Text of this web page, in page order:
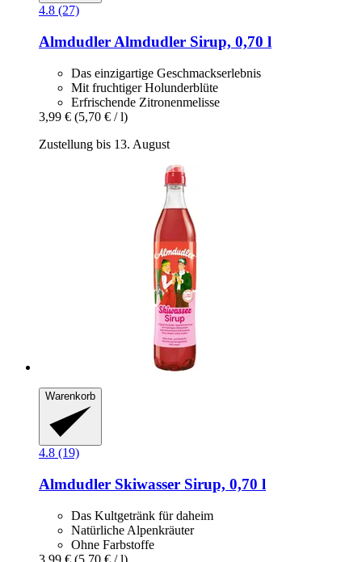
4.8 (27)
Almdudler Almdudler Sirup, 0,70 l
Das einzigartige Geschmackserlebnis
Mit fruchtiger Holunderblüte
Erfrischende Zitronenmelisse
3,99 € (5,70 € / l)
Zustellung bis 13. August
Warenkorb
4.8 (19)
Almdudler Skiwasser Sirup, 0,70 l
Das Kultgetränk für daheim
Natürliche Alpenkräuter
Ohne Farbstoffe
3,99 € (5,70 € / l)